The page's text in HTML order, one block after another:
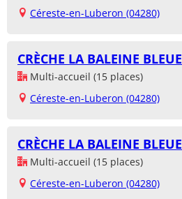
Céreste-en-Luberon (04280)
CRÈCHE LA BALEINE BLEUE
Multi-accueil (15 places)
Céreste-en-Luberon (04280)
CRÈCHE LA BALEINE BLEUE
Multi-accueil (15 places)
Céreste-en-Luberon (04280)